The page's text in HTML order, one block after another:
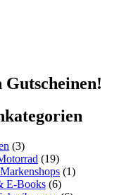
Gutscheinen!
(3)
(19)
(1)
E-Books (6)